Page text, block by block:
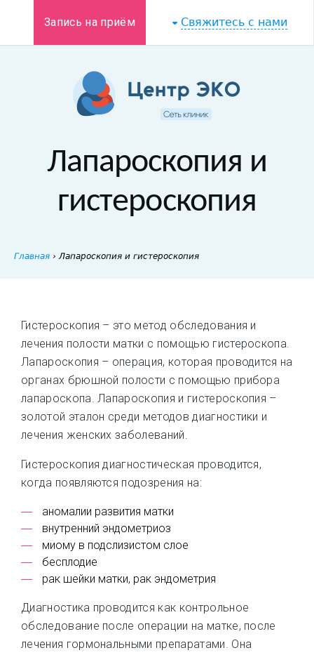
Свяжитесь с нами
Запись на приём
Лапароскопия и
гистероскопия
Главная ›Лапароскопия и гистероскопия
Гистероскопия – это метод обследования и
лечения полости матки с помощью гистероскопа.
Лапароскопия – операция, которая проводится на
органах брюшной полости с помощью прибора
лапароскопа. Лапароскопия и гистероскопия –
золотой эталон среди методов диагностики и
лечения женских заболеваний.
Гистероскопия диагностическая проводится,
когда появляются подозрения на:
аномалии развития матки
внутренний эндометриоз
миому в подслизистом слое
бесплодие
рак шейки матки, рак эндометрия
Диагностика проводится как контрольное
обследование после операции на матке, после
лечения гормональными препаратами. Она